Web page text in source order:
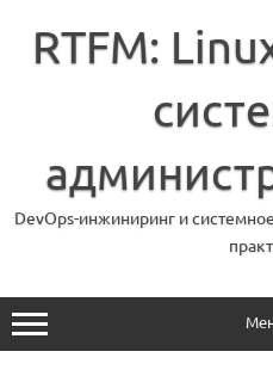
содержимому
RTFM:
DevOps-инжиниринг и